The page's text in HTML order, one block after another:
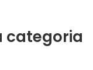
categoria